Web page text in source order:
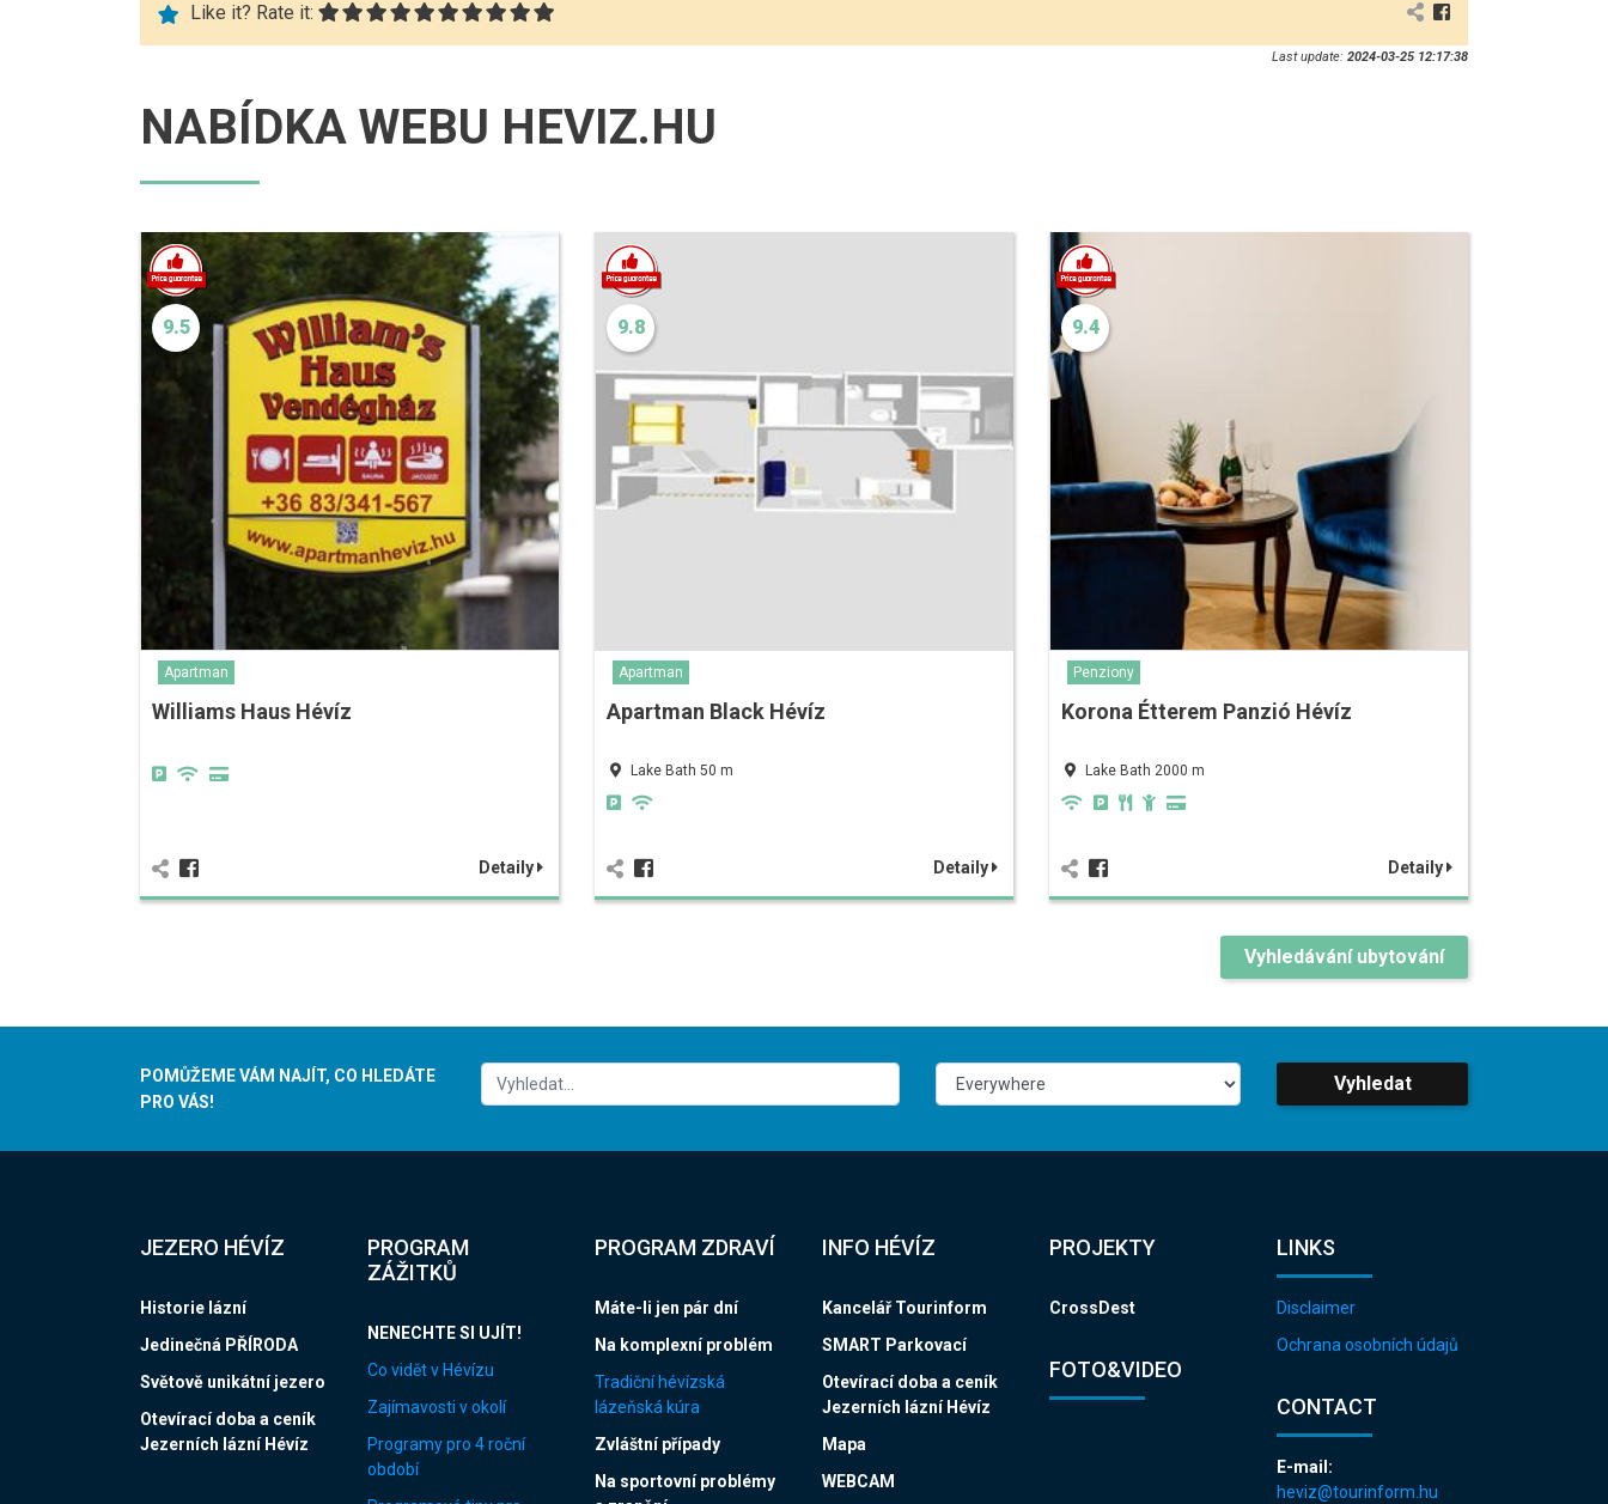
Like it? Rate it:
Last update: 2024-03-25 12:17:38
NABÍDKA WEBU HEVIZ.HU
9.5
Apartman
Williams Haus Hévíz
Detaily
9.8
Apartman
Apartman Black Hévíz
Lake Bath 50 m
Detaily
9.4
Penziony
Korona Étterem Panzió Hévíz
Lake Bath 2000 m
Detaily
Vyhledávání ubytování
POMŮŽEME VÁM NAJÍT, CO HLEDÁTE
PRO VÁS!
Vyhledat
JEZERO HÉVÍZ
Historie lázní
Jedinečná PŘÍRODA
Světově unikátní jezero
Otevírací doba a ceník
Jezerních lázní Hévíz
PROGRAM
ZÁŽITKŮ
NENECHTE SI UJÍT!
Co vidět v Hévízu
Zajímavosti v okolí
Programy pro 4 roční
období
PROGRAM ZDRAVÍ
Máte-li jen pár dní
Na komplexní problém
Tradiční hévízská
lázeňská kúra
Zvláštní případy
Na sportovní problémy
INFO HÉVÍZ
Kancelář Tourinform
SMART Parkovací
Otevírací doba a ceník
Jezerních lázní Hévíz
Mapa
WEBCAM
PROJEKTY
CrossDest
FOTO&VIDEO
LINKS
Disclaimer
Ochrana osobních údajů
CONTACT
E-mail:
heviz@tourinform.hu